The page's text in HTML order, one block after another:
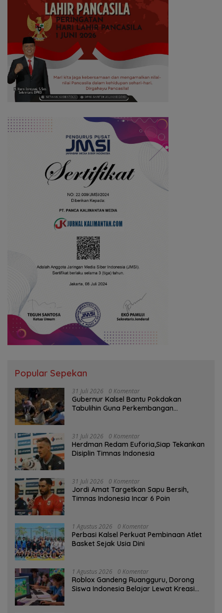
Popular Sepekan
31 Juli 2026 0 Komentar
Gubernur Kalsel Bantu Pokdakan
Tabulihin Guna Perkembangan
31 Juli 2026 0 Komentar
Herdman Redam Euforia,Siap Tekankan
Disiplin Timnas Indonesia
31 Juli 2026 0 Komentar
Jordi Amat Targetkan Sapu Bersih,
Timnas Indonesia Incar 6 Poin
1 Agustus 2026 0 Komentar
Perbasi Kalsel Perkuat Pembinaan Atlet
Basket Sejak Usia Dini
1 Agustus 2026 0 Komentar
Roblox Gandeng Ruangguru, Dorong
Siswa Indonesia Belajar Lewat Kreasi